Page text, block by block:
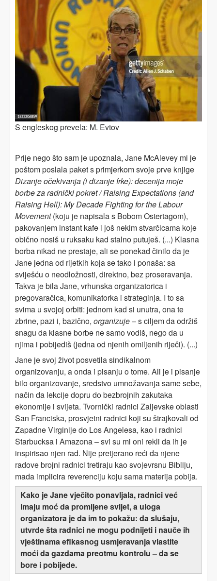
S engleskog prevela: M. Evtov
Prije nego što sam je upoznala, Jane McAlevey mi je
poštom poslala paket s primjerkom svoje prve knjige
Dizanje očekivanja (i dizanje frke): decenija moje
borbe za radnički pokret / Raising Expectations (and
Raising Hell): My Decade Fighting for the Labour
Movement(koju je napisala s Bobom Ostertagom),
pakovanjem instant kafe i još nekim stvarčicama koje
obično nosiš u ruksaku kad stalno putuješ. (...) Klasna
borba nikad ne prestaje, ali se ponekad činilo da je
Jane jedna od rijetkih koja se tako i ponaša: sa
sviješću o neodložnosti, direktno, bez proseravanja.
Takva je bila Jane, vrhunska organizatorica i
pregovaračica, komunikatorka i strateginja. I to sa
svima u svojoj orbiti: jednom kad si unutra, ona te
zbrine, pazi i, bazično, organizuje– s ciljem da održiš
snagu da klasne borbe ne samo vodiš, nego da u
njima i pobijediš (jedna od njenih omiljenih riječi). (...)
Jane je svoj život posvetila sindikalnom
organizovanju, a onda i pisanju o tome. Ali je i pisanje
bilo organizovanje, sredstvo umnožavanja same sebe,
način da lekcije dopru do bezbrojnih zakutaka
ekonomije i svijeta. Tvornički radnici Zaljevske oblasti
San Franciska, prosvjetni radnici koji su štrajkovali od
Zapadne Virginije do Los Angelesa, kao i radnici
Starbucksa i Amazona – svi su mi oni rekli da ih je
inspirisao njen rad. Nije pretjerano reći da njene
radove brojni radnici tretiraju kao svojevrsnu Bibliju,
mada implicira reverenciju koju sama materija pobija.
Kako je Jane vječito ponavljala, radnici već
imaju moć da promijene svijet, a uloga
organizatora je da im to pokažu: da slušaju,
utvrde šta radnici ne mogu podnijeti i nauče ih
vještinama efikasnog usmjeravanja vlastite
moći da gazdama preotmu kontrolu – da se
bore i pobijede.